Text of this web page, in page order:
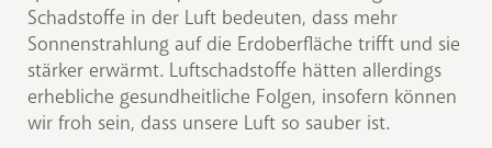
Schadstoffe in der Luft bedeuten, dass mehr
Sonnenstrahlung auf die Erdoberfläche trifft und sie
stärker erwärmt. Luftschadstoffe hätten allerdings
erhebliche gesundheitliche Folgen, insofern können
wir froh sein, dass unsere Luft so sauber ist.